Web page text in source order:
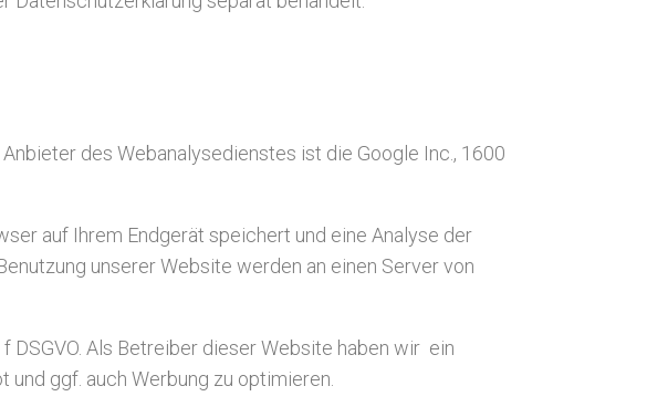
des Webanalysedienstes ist die Google Inc., 1600
auf Ihrem Endgerät speichert und eine Analyse der
unserer Website werden an einen Server von
DSGVO. Als Betreiber dieser Website haben wir ein
ggf. auch Werbung zu optimieren.